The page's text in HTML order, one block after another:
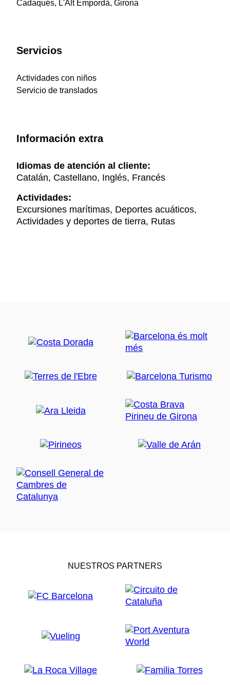
Cadaqués, L'Alt Empordà, Girona
Servicios
Actividades con niños
Servicio de translados
Información extra
Idiomas de atención al cliente:
Catalán, Castellano, Inglés, Francés
Actividades:
Excursiones marítimas, Deportes acuáticos,
Actividades y deportes de tierra, Rutas
NUESTROS PARTNERS